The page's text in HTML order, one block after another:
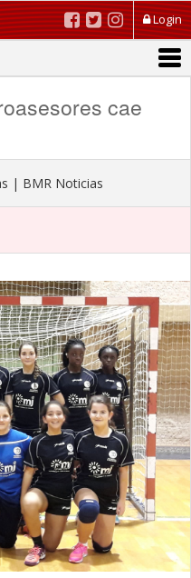
Login
cae
| BMR Noticias